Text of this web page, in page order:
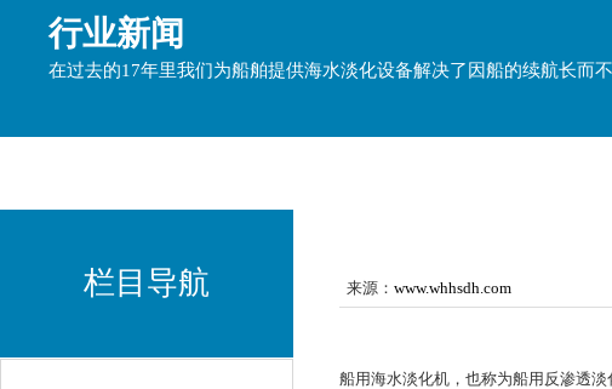
行业新闻
在过去的17年里我们为船舶提供海水淡化设备解决了因船的续航长而
栏目导航 来源： www.whhsdh.com
船用海水淡化机，也称为船用反渗透